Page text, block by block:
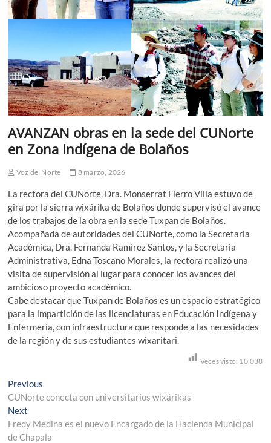
AVANZAN obras en la sede del CUNorte
en Zona Indígena de Bolaños
Voz del Norte 8 marzo, 2026
La rectora del CUNorte, Dra. Monserrat Fierro Villa estuvo de
gira por la sierra wixárika de Bolaños donde supervisó el avance
de los trabajos de la obra en la sede Tuxpan de Bolaños.
Acompañada de autoridades del CUNorte, como la Secretaria
Académica, Dra. Fernanda Ramírez Santos, y la Secretaria
Administrativa, Edna Toscano Morales, la rectora realizó una
visita de supervisión al lugar para conocer los avances del
ambicioso proyecto académico.
Cabe destacar que Tuxpan de Bolaños es un espacio estratégico
para la impartición de las licenciaturas en Educación Indígena y
Enfermería, con infraestructura que responde a las necesidades
de la región y de sus estudiantes wixaritari.
Veces visto: 10,038
Navegación
de
entradas
Previous
post:
CUNorte conecta con universitarios wixárikas
Next
post:
Fredy Medina es el nuevo Encargado de la Hacienda Municipal
de Chapala